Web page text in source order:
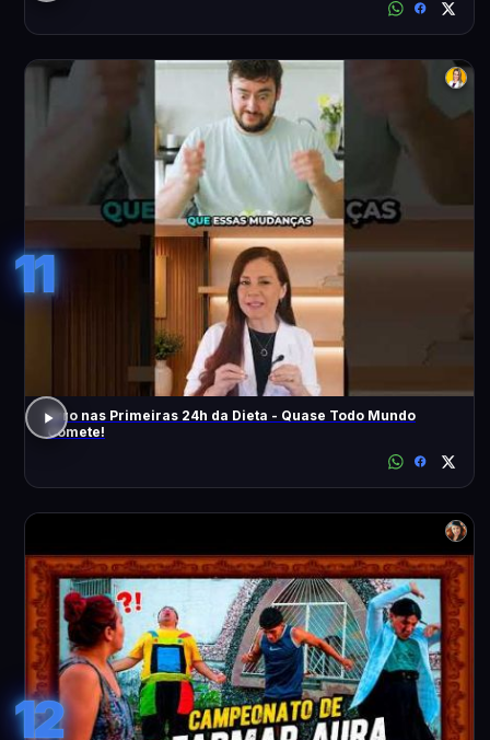
11
Erro nas Primeiras 24h da Dieta - Quase Todo Mundo
Comete!
12